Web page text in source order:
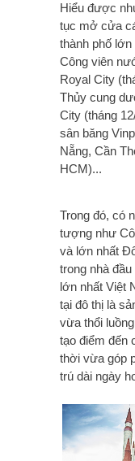
Hiểu được
tục mở cửa
thành phố
Công viên
Royal City
Thủy cung
City (tháng
sân băng
Nẵng, Cần
HCM)...
Trong đó, có
tượng như
và lớn nhất
trong nhà
lớn nhất Việt
tại đô thị là
vừa thổi
tạo điểm đến
thời vừa góp
trú dài ngày